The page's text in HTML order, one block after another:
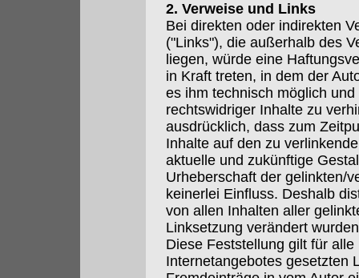
2. Verweise und Links
Bei direkten oder indirekten
("Links"), die außerhalb des
liegen, würde eine
in Kraft treten, in dem der
es ihm technisch möglich
rechtswidriger Inhalte zu
ausdrücklich, dass zum
Inhalte auf den zu
aktuelle und zukünftige
Urheberschaft der gelinkten/
keinerlei Einfluss. Deshalb
von allen Inhalten aller
Linksetzung verändert
Diese Feststellung gilt für
Internetangebotes gesetzten